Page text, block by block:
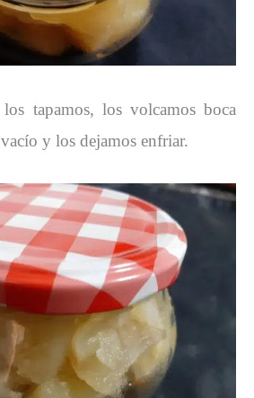
tapamos, los volcamos boca
y los dejamos enfriar.